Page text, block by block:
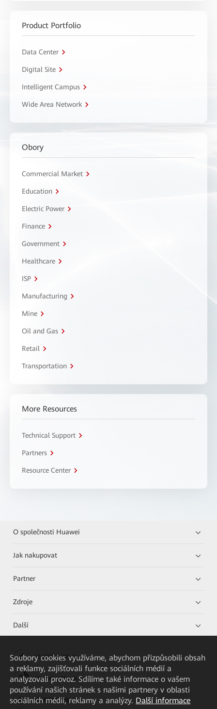
Product Portfolio
Data Center
Digital Site
Intelligent Campus
Wide Area Network
Obory
Commercial Market
Education
Electric Power
Finance
Government
Healthcare
ISP
Manufacturing
Mine
Oil and Gas
Retail
Transportation
More Resources
Technical Support
Partners
Resource Center
O společnosti Huawei
Jak nakupovat
Partner
Zdroje
Další
HUAWEI eKit App
Huawei HiKnow App
HUAWEI eFly App
Soubory cookies využíváme, abychom přizpůsobili obsah
a reklamy, zajišťovali funkce sociálních médií a
analyzovali provoz. Sdílíme také informace o vašem
používání našich stránek s našimi partnery v oblasti
sociálních médií, reklamy a analýzy. Další informace